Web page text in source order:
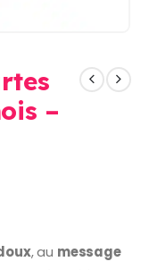
–
, au message